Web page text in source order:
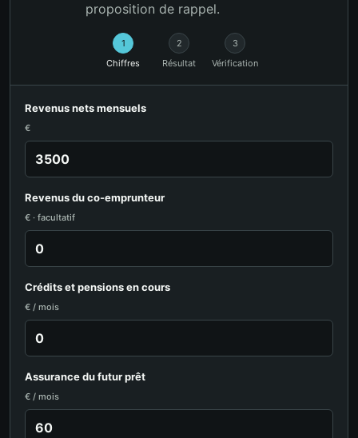
proposition de rappel.
1
Chiffres
2
Résultat
3
Vérification
Revenus nets mensuels
€
Revenus du co-emprunteur
€ · facultatif
Crédits et pensions en cours
€ / mois
Assurance du futur prêt
€ / mois